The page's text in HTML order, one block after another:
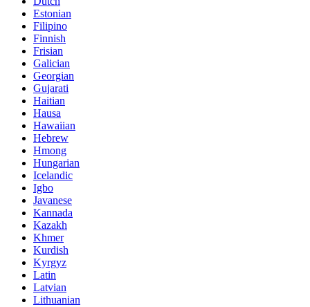
Estonian
Filipino
Finnish
Frisian
Galician
Georgian
Gujarati
Haitian
Hausa
Hawaiian
Hebrew
Hmong
Hungarian
Icelandic
Igbo
Javanese
Kannada
Kazakh
Khmer
Kurdish
Kyrgyz
Latin
Latvian
Lithuanian